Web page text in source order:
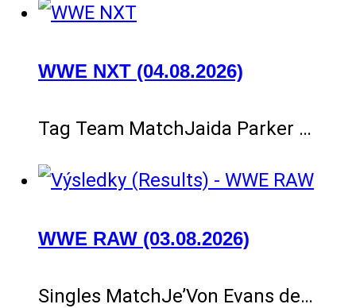
WWE NXT (04.08.2026)
Tag Team MatchJaida Parker …
WWE RAW (03.08.2026)
Singles MatchJe’Von Evans de…